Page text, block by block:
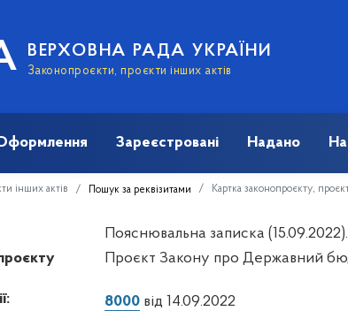
ВЕРХОВНА РАДА УКРАЇНИ
Законопроєкти, проєкти інших актів
Зареєстровані Надано
інших актів Пошук за реквізитами Картка законопроєкту,
Пояснювальна записка
Проєкт Закону про Державний
8000від 14.09.2022